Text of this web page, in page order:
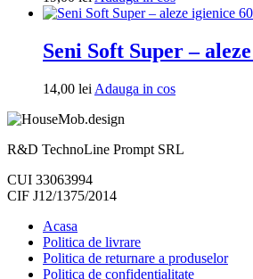
in
Seni Soft Super –
14,00 lei Adauga in cosAdauga
R&D TechnoLine Prompt SRL
CUI 33063994
CIF J12/1375/2014
Acasa
Politica de livrare
Politica de returnare a produselor
Politica de confidentialitate